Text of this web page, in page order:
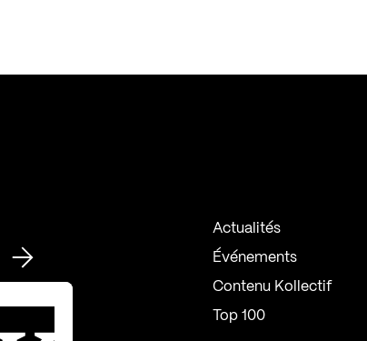
Actualités
Événements
Contenu Kollectif
Top 100